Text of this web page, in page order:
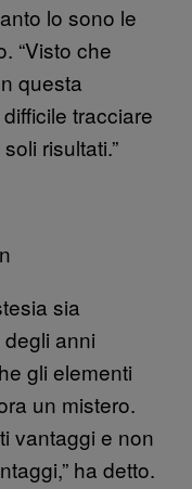
lo sono le
“Visto che
questa
tracciare
risultati.”
sia
anni
gli elementi
un mistero.
vantaggi e non
ha detto.